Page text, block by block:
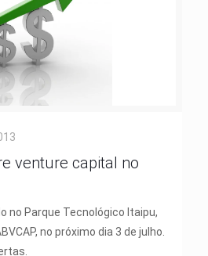
venture capital no
no Parque Tecnológico Itaipu,
no próximo dia 3 de julho.